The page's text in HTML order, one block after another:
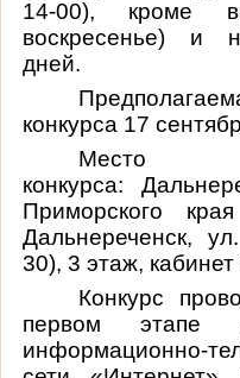
14-00), кроме
воскресенье) и
дней.
конкурса 17
Место
конкурса:
Приморского
Дальнереченск,
30), 3 этаж,
Конкурс
первом
информационно-